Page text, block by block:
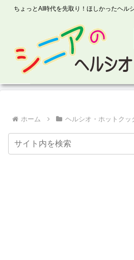
ちょっとAI時代を先取り！ほしかったヘル
ホーム ヘルシオ・ホットクッ